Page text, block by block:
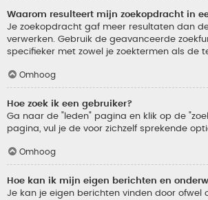
Waarom resulteert mijn zoekopdracht in
Je zoekopdracht gaf meer resultaten dan
verwerken. Gebruik de geavanceerde
specifieker met zowel je zoektermen als de
Omhoog
Hoe zoek ik een gebruiker?
Ga naar de "leden" pagina en klik op de
pagina, vul je de voor zichzelf sprekende
Omhoog
Hoe kan ik mijn eigen berichten en
Je kan je eigen berichten vinden door ofwel